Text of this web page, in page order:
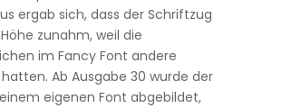
ergab sich, dass der Schriftzug
Höhe zunahm, weil die
im Fancy Font andere
Ab Ausgabe 30 wurde der
eigenen Font abgebildet,